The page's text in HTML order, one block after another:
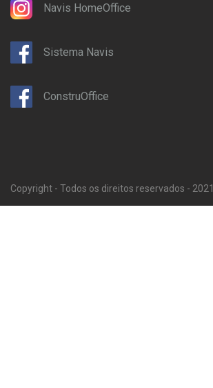
Navis HomeOffice
Sistema Navis
ConstruOffice
Copyright - Todos os direitos reservados - 2021